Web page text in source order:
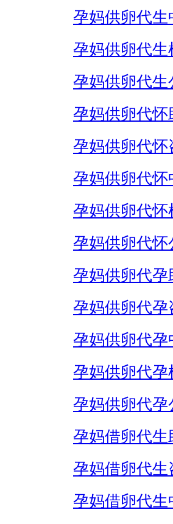
孕妈供卵代生
孕妈供卵代生
孕妈供卵代生
孕妈供卵代怀
孕妈供卵代怀
孕妈供卵代怀
孕妈供卵代怀
孕妈供卵代怀
孕妈供卵代孕
孕妈供卵代孕
孕妈供卵代孕
孕妈供卵代孕
孕妈供卵代孕
孕妈借卵代生
孕妈借卵代生
孕妈借卵代生